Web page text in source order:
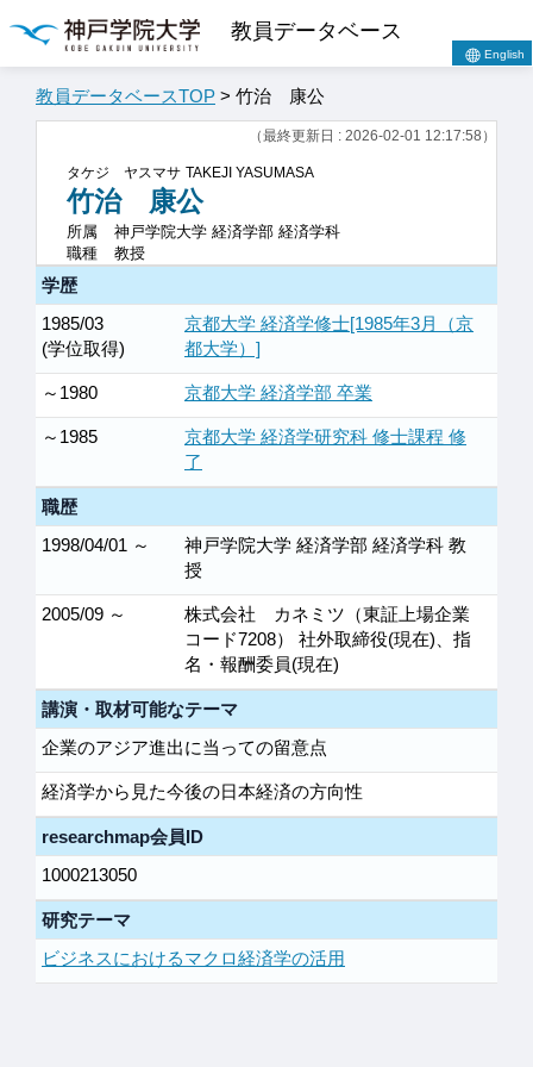
教員データベース
English
教員データベースTOP > 竹治 康公
（最終更新日 : 2026-02-01 12:17:58）
タケジ ヤスマサ TAKEJI YASUMASA
竹治 康公
所属
神戸学院大学 経済学部 経済学科
職種
教授
学歴
1985/03
(学位取得)
京都大学 経済学修士[1985年3月（京
都大学）]
～1980 京都大学 経済学部 卒業
～1985
京都大学 経済学研究科 修士課程 修
了
職歴
1998/04/01 ～
神戸学院大学 経済学部 経済学科 教
授
2005/09 ～
株式会社 カネミツ（東証上場企業
コード7208） 社外取締役(現在)、指
名・報酬委員(現在)
講演・取材可能なテーマ
企業のアジア進出に当っての留意点
経済学から見た今後の日本経済の方向性
researchmap会員ID
1000213050
研究テーマ
ビジネスにおけるマクロ経済学の活用